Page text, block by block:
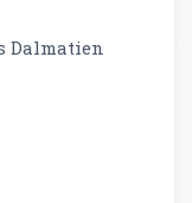
Dalmatien